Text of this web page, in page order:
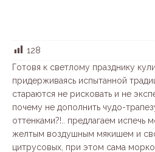
128
Готовя к светлому празднику
придерживаясь испытанной
стараются не рисковать и не
почему не дополнить чудо-
оттенками?!.. предлагаем испечь
желтым воздушным мякишем и
цитрусовых, при этом сама